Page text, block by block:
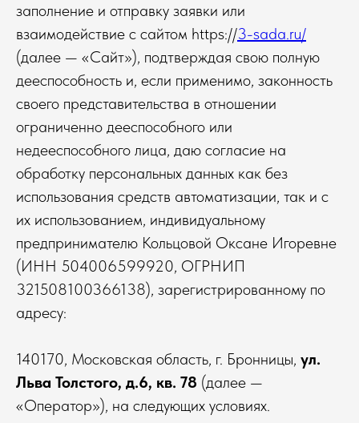
заполнение и отправку заявки или
взаимодействие с сайтом https://3-sada.ru/
(далее — «Сайт»), подтверждая свою полную
дееспособность и, если применимо, законность
своего представительства в отношении
ограниченно дееспособного или
недееспособного лица, даю согласие на
обработку персональных данных как без
использования средств автоматизации, так и с
их использованием, индивидуальному
предпринимателю Кольцовой Оксане Игоревне
(ИНН 504006599920, ОГРНИП
321508100366138), зарегистрированному по
адресу:
140170, Московская область, г. Бронницы, ул.
Льва Толстого, д.6, кв. 78 (далее —
«Оператор»), на следующих условиях.